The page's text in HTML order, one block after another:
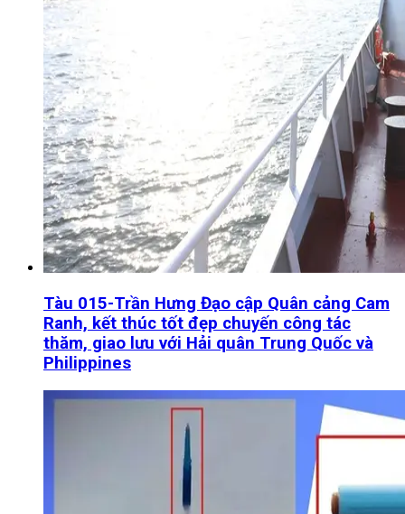
Tàu 015-Trần Hưng Đạo cập Quân cảng Cam
Ranh, kết thúc tốt đẹp chuyến công tác
thăm, giao lưu với Hải quân Trung Quốc và
Philippines